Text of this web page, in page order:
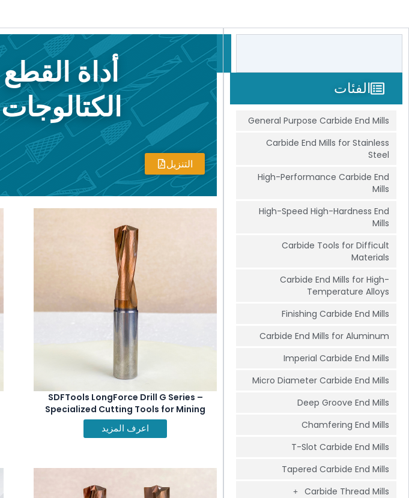
بحث
الفئات
General Purpose Carbide End Mills
Carbide End Mills for Stainless
Steel
High-Performance Carbide End
Mills
High-Speed High-Hardness End
Mills
Carbide Tools for Difficult
Materials
Carbide End Mills for High-
Temperature Alloys
Finishing Carbide End Mills
Carbide End Mills for Aluminum
Imperial Carbide End Mills
Micro Diameter Carbide End Mills
Deep Groove End Mills
Chamfering End Mills
T-Slot Carbide End Mills
Tapered Carbide End Mills
Carbide Thread Mills
أداة القطع
الكتالوجات
التنزيل
SDFTools LongForce Drill G Series –
Specialized Cutting Tools for Mining
Rock Bit Tooth Hole Machining
اعرف المزيد